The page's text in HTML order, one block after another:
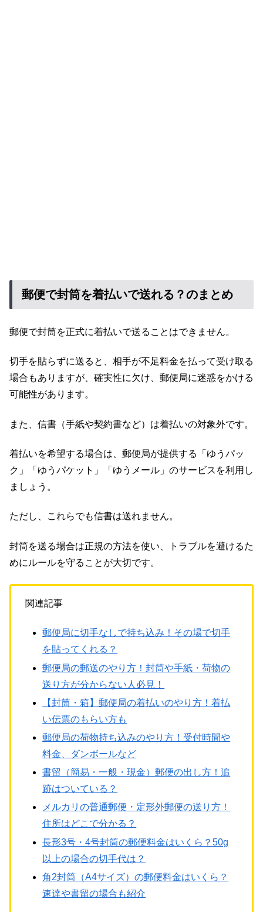
郵便で封筒を着払いで送れる？のまとめ
郵便で封筒を正式に着払いで送ることはできません。
切手を貼らずに送ると、相手が不足料金を払って受け取る
場合もありますが、確実性に欠け、郵便局に迷惑をかける
可能性があります。
また、信書（手紙や契約書など）は着払いの対象外です。
着払いを希望する場合は、郵便局が提供する「ゆうパッ
ク」「ゆうパケット」「ゆうメール」のサービスを利用し
ましょう。
ただし、これらでも信書は送れません。
封筒を送る場合は正規の方法を使い、トラブルを避けるた
めにルールを守ることが大切です。
関連記事
郵便局に切手なしで持ち込み！その場で切手
を貼ってくれる？
郵便局の郵送のやり方！封筒や手紙・荷物の
送り方が分からない人必見！
【封筒・箱】郵便局の着払いのやり方！着払
い伝票のもらい方も
郵便局の荷物持ち込みのやり方！受付時間や
料金、ダンボールなど
書留（簡易・一般・現金）郵便の出し方！追
跡はついている？
メルカリの普通郵便・定形外郵便の送り方！
住所はどこで分かる？
長形3号・4号封筒の郵便料金はいくら？50g
以上の場合の切手代は？
角2封筒（A4サイズ）の郵便料金はいくら？
速達や書留の場合も紹介